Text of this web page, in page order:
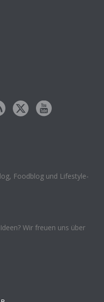
Foodblog und Lifestyle-
Wir freuen uns über